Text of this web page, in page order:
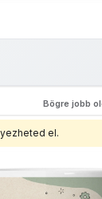
szemüveg
törlőkendő
Bögre jobb
el.